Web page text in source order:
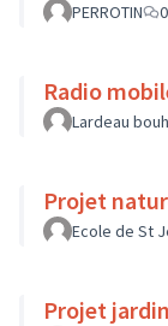
PERROTIN 0
Radio
Lardeau
Projet
Ecole de St
Projet